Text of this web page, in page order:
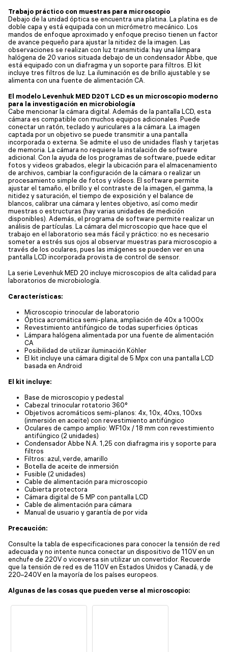
Trabajo práctico con muestras para microscopio
Debajo de la unidad óptica se encuentra una platina. La platina es de
doble capa y está equipada con un micrómetro mecánico. Los
mandos de enfoque aproximado y enfoque preciso tienen un factor
de avance pequeño para ajustar la nitidez de la imagen. Las
observaciones se realizan con luz transmitida: hay una lámpara
halógena de 20 varios situada debajo de un condensador Abbe, que
está equipado con un diafragma y un soporte para filtros. El kit
incluye tres filtros de luz. La iluminación es de brillo ajustable y se
alimenta con una fuente de alimentación CA.
El modelo Levenhuk MED D20T LCD es un microscopio moderno
para la investigación en microbiología
Cabe mencionar la cámara digital. Además de la pantalla LCD, esta
cámara es compatible con muchos equipos adicionales. Puede
conectar un ratón, teclado y auriculares a la cámara. La imagen
captada por un objetivo se puede transmitir a una pantalla
incorporada o externa. Se admite el uso de unidades flash y tarjetas
de memoria. La cámara no requiere la instalación de software
adicional. Con la ayuda de los programas de software, puede editar
fotos y videos grabados, elegir la ubicación para el almacenamiento
de archivos, cambiar la configuración de la cámara o realizar un
procesamiento simple de fotos y vídeos. El software permite
ajustar el tamaño, el brillo y el contraste de la imagen, el gamma, la
nitidez y saturación, el tiempo de exposición y el balance de
blancos, calibrar una cámara y lentes objetivo, así como medir
muestras o estructuras (hay varias unidades de medición
disponibles). Además, el programa de software permite realizar un
análisis de partículas. La cámara del microscopio que hace que el
trabajo en el laboratorio sea más fácil y práctico: no es necesario
someter a estrés sus ojos al observar muestras para microscopio a
través de los oculares, pues las imágenes se pueden ver en una
pantalla LCD incorporada provista de control de sensor.
La serie Levenhuk MED 20 incluye microscopios de alta calidad para
laboratorios de microbiología.
Características:
Microscopio trinocular de laboratorio
Óptica acromática semi-plana, ampliación de 40x a 1000x
Revestimiento antifúngico de todas superficies ópticas
Lámpara halógena alimentada por una fuente de alimentación
CA
Posibilidad de utilizar iluminación Köhler
El kit incluye una cámara digital de 5 Mpx con una pantalla LCD
basada en Android
El kit incluye:
Base de microscopio y pedestal
Cabezal trinocular rotatorio 360°
Objetivos acromáticos semi-planos: 4x, 10x, 40xs, 100xs
(inmersión en aceite) con revestimiento antifúngico
Oculares de campo amplio: WF10x / 18 mm con revestimiento
antifúngico (2 unidades)
Condensador Abbe N.A. 1,25 con diafragma iris y soporte para
filtros
Filtros: azul, verde, amarillo
Botella de aceite de inmersión
Fusible (2 unidades)
Cable de alimentación para microscopio
Cubierta protectora
Cámara digital de 5 MP con pantalla LCD
Cable de alimentación para cámara
Manual de usuario y garantía de por vida
Precaución:
Consulte la tabla de especificaciones para conocer la tensión de red
adecuada y no intente nunca conectar un dispositivo de 110V en un
enchufe de 220V o viceversa sin utilizar un convertidor. Recuerde
que la tensión de red es de 110V en Estados Unidos y Canadá, y de
220–240V en la mayoría de los países europeos.
Algunas de las cosas que pueden verse al microscopio: